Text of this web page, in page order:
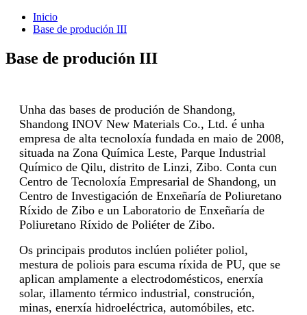
Inicio
Base de produción III
Base de produción III
Unha das bases de produción de Shandong,
Shandong INOV New Materials Co., Ltd. é unha
empresa de alta tecnoloxía fundada en maio de 2008,
situada na Zona Química Leste, Parque Industrial
Químico de Qilu, distrito de Linzi, Zibo. Conta cun
Centro de Tecnoloxía Empresarial de Shandong, un
Centro de Investigación de Enxeñaría de Poliuretano
Ríxido de Zibo e un Laboratorio de Enxeñaría de
Poliuretano Ríxido de Poliéter de Zibo.
Os principais produtos inclúen poliéter poliol,
mestura de poliois para escuma ríxida de PU, que se
aplican amplamente a electrodomésticos, enerxía
solar, illamento térmico industrial, construción,
minas, enerxía hidroeléctrica, automóbiles, etc.